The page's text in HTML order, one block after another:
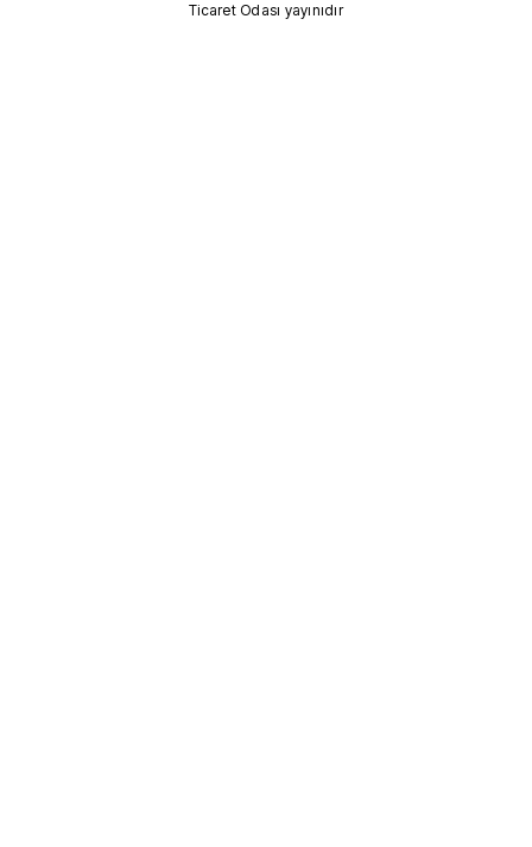
Ticaret Odası yayınıdır